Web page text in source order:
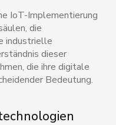
IoT-Implementierung
die
industrielle
dieser
die ihre digitale
Bedeutung.